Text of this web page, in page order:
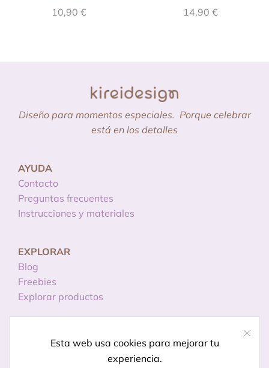
10,90 € 14,90 €
Esta web usa cookies para mejorar tu
experiencia.
Diseño para momentos especiales. Porque celebrar
está en los detalles
AYUDA
Contacto
Preguntas frecuentes
Instrucciones y materiales
EXPLORAR
Blog
Freebies
Explorar productos
Licencias de uso
Política de privacidad